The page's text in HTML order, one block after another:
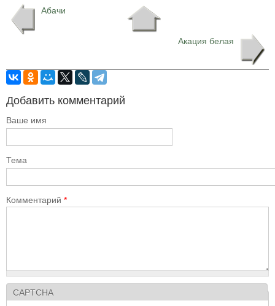
Абачи
Акация белая
Добавить комментарий
Ваше имя
Тема
Комментарий *
CAPTCHA